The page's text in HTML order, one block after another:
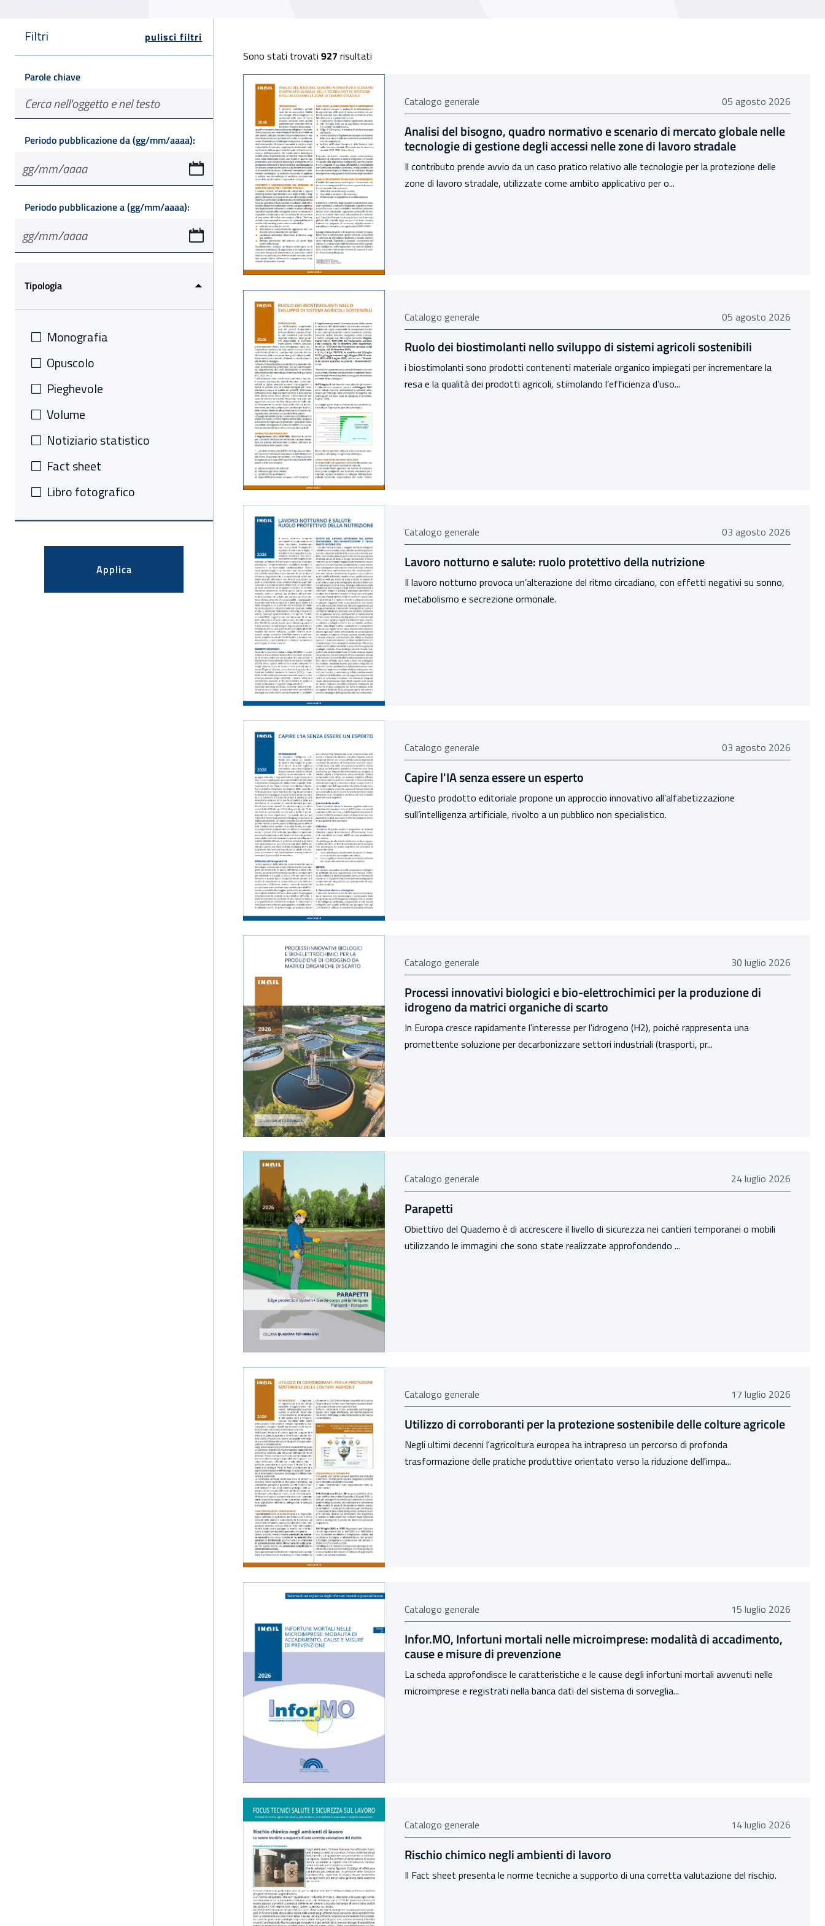
Filtri pulisci filtri
Parole chiave
Periodo pubblicazione dain formato
(gg/mm/aaaa):
Periodo pubblicazione ain formato
(gg/mm/aaaa):
Tipologia
Monografia
Opuscolo
Pieghevole
Volume
Notiziario statistico
Fact sheet
Libro fotografico
Applica
Elenco corsi
Sono stati trovati 927 risultati
Catalogo generale 05 agosto 2026
05 agosto 2026
Analisi del bisogno, quadro normativo e scenario di mercato globale nelle
tecnologie di gestione degli accessi nelle zone di lavoro stradale
Il contributo prende avvio da un caso pratico relativo alle tecnologie per la protezione delle
zone di lavoro stradale, utilizzate come ambito applicativo per o...
Catalogo generale 05 agosto 2026
05 agosto 2026
Ruolo dei biostimolanti nello sviluppo di sistemi agricoli sostenibili
i biostimolanti sono prodotti contenenti materiale organico impiegati per incrementare la
resa e la qualità dei prodotti agricoli, stimolando l’efficienza d’uso...
Catalogo generale 03 agosto 2026
03 agosto 2026
Lavoro notturno e salute: ruolo protettivo della nutrizione
Il lavoro notturno provoca un’alterazione del ritmo circadiano, con effetti negativi su sonno,
metabolismo e secrezione ormonale.
Catalogo generale 03 agosto 2026
03 agosto 2026
Capire l'IA senza essere un esperto
Questo prodotto editoriale propone un approccio innovativo all’alfabetizzazione
sull’intelligenza artificiale, rivolto a un pubblico non specialistico.
Catalogo generale 30 luglio 2026
30 luglio 2026
Processi innovativi biologici e bio-elettrochimici per la produzione di
idrogeno da matrici organiche di scarto
In Europa cresce rapidamente l'interesse per l'idrogeno (H2), poiché rappresenta una
promettente soluzione per decarbonizzare settori industriali (trasporti, pr...
Catalogo generale 24 luglio 2026
24 luglio 2026
Parapetti
Obiettivo del Quaderno è di accrescere il livello di sicurezza nei cantieri temporanei o mobili
utilizzando le immagini che sono state realizzate approfondendo ...
Catalogo generale 17 luglio 2026
17 luglio 2026
Utilizzo di corroboranti per la protezione sostenibile delle colture agricole
Negli ultimi decenni l'agricoltura europea ha intrapreso un percorso di profonda
trasformazione delle pratiche produttive orientato verso la riduzione dell'impa...
Catalogo generale 15 luglio 2026
15 luglio 2026
Infor.MO, Infortuni mortali nelle microimprese: modalità di accadimento,
cause e misure di prevenzione
La scheda approfondisce le caratteristiche e le cause degli infortuni mortali avvenuti nelle
microimprese e registrati nella banca dati del sistema di sorveglia...
Catalogo generale 14 luglio 2026
14 luglio 2026
Rischio chimico negli ambienti di lavoro
Il Fact sheet presenta le norme tecniche a supporto di una corretta valutazione del rischio.